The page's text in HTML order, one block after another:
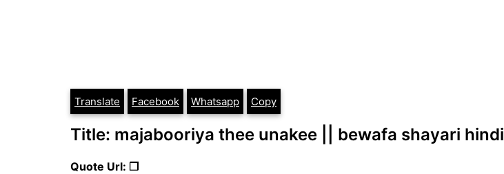
Translate Facebook Whatsapp Copy
Title: majabooriya thee unakee || bewafa shayari hindi
Quote Url: ❐